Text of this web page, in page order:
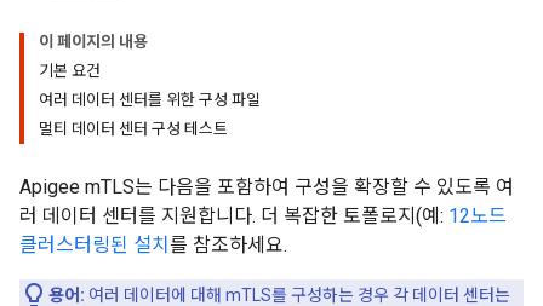
이 페이지의 내용
기본 요건
여러 데이터 센터를 위한 구성 파일
멀티 데이터 센터 구성 테스트
Apigee mTLS는 다음을 포함하여 구성을 확장할 수 있도록 여
러 데이터 센터를 지원합니다. 더 복잡한 토폴로지(예: 12노드
클러스터링된 설치 를 참조하세요.
용어: 여러 데이터에 대해 mTLS를 구성하는 경우 각 데이터 센터는